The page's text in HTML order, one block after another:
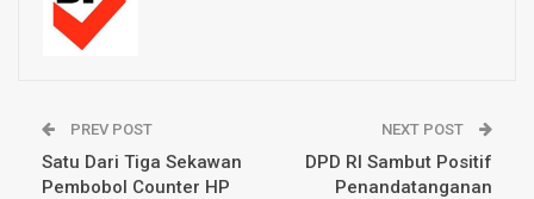
PREV POST
Satu Dari Tiga Sekawan
Pembobol Counter HP
NEXT POST
DPD RI Sambut Positif
Penandatanganan